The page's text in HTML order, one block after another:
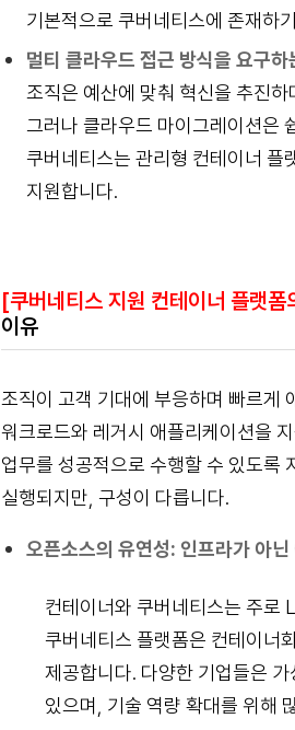
기본적으로 쿠버네티스에 존재하
멀티 클라우드 접근 방식을 요구하
조직은 예산에 맞춰 혁신을 추진
그러나 클라우드 마이그레이션은
쿠버네티스는 관리형 컨테이너 플
지원합니다.
[쿠버네티스 지원 컨테이너 플랫폼
이유
조직이 고객 기대에 부응하며 빠르게
워크로드와 레거시 애플리케이션을
업무를 성공적으로 수행할 수 있도록
실행되지만, 구성이 다릅니다.
오픈소스의 유연성: 인프라가 아
컨테이너와 쿠버네티스는 주로
쿠버네티스 플랫폼은 컨테이너
제공합니다. 다양한 기업들은
있으며, 기술 역량 확대를 위해